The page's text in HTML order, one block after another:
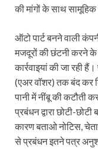
की मांगों के साथ
ऑटो पार्ट बनने वाली
मजदूरों की छंटनी करने के
कार्रवाइयां की जा रही
(एअर वॉशर) तक बंद कर
पानी में नींबू की कटौती
प्रबंधन द्वारा छोटी-
कारण बताओ नोटिस,
से प्रबंधन इतने पत्र